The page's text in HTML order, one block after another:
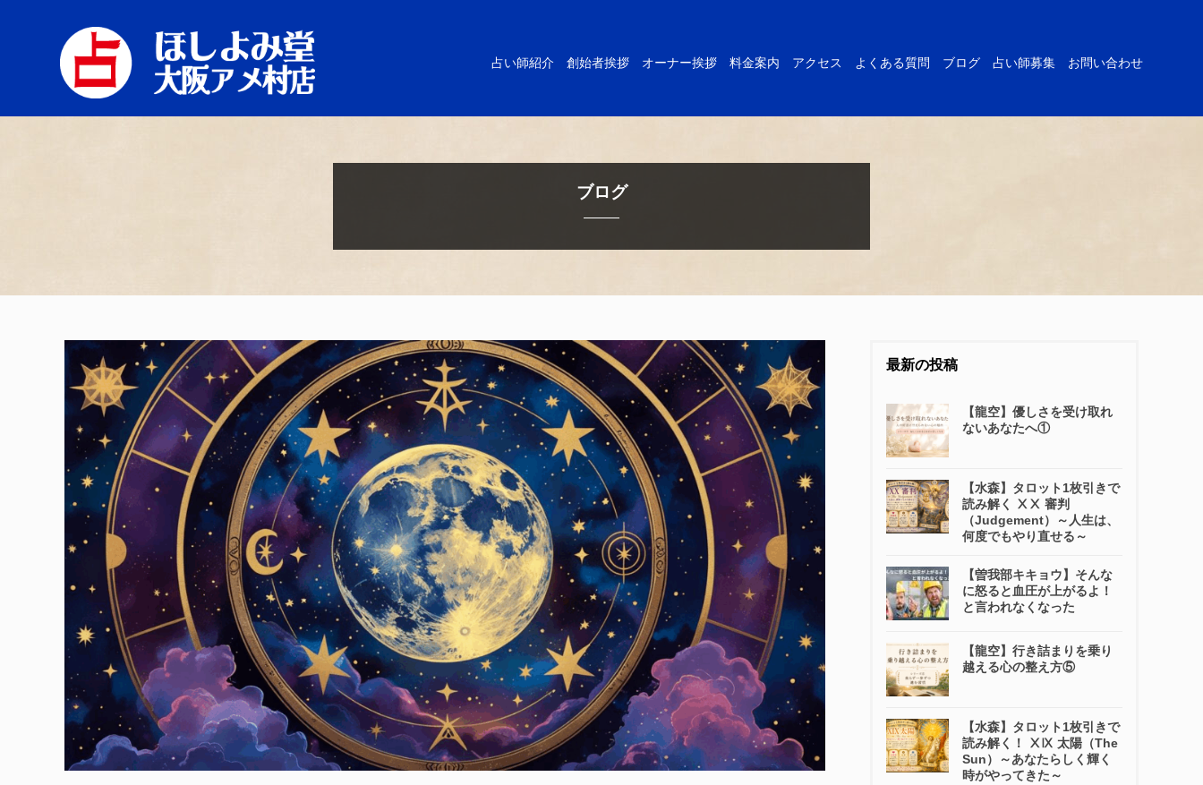
占い師紹介 創始者挨拶 オーナー挨拶 料金案内 アクセス よくある質問 ブログ 占い師募集 お問い合わせ
ブログ
最新の投稿
【龍空】優しさを受け取れ
ないあなたへ①
【水森】タロット1枚引きで
読み解く ⅩⅩ 審判
（Judgement）～人生は、
何度でもやり直せる～
【曽我部キキョウ】そんな
に怒ると血圧が上がるよ！
と言われなくなった
【龍空】行き詰まりを乗り
越える心の整え方⑤
【水森】タロット1枚引きで
読み解く！ ⅩⅨ 太陽（The
Sun）～あなたらしく輝く
時がやってきた～